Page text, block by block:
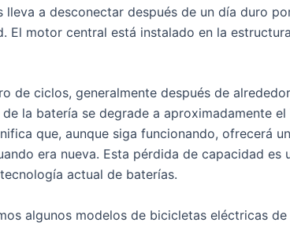
lleva a desconectar después de un día duro
El motor central está instalado en la
de ciclos, generalmente después de
la batería se degrade a aproximadamente el
que, aunque siga funcionando, ofrecerá
era nueva. Esta pérdida de capacidad es
actual de baterías.
algunos modelos de bicicletas eléctricas